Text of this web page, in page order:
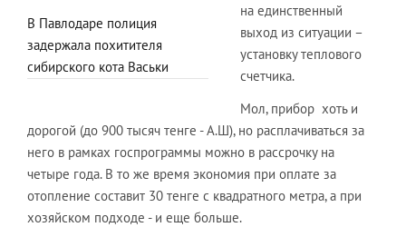
В Павлодаре полиция
задержала похитителя
сибирского кота Васьки
на единственный
выход из ситуации –
установку теплового
счетчика.
Мол, прибор хоть и
дорогой (до 900 тысяч тенге - А.Ш), но расплачиваться за
него в рамках госпрограммы можно в рассрочку на
четыре года. В то же время экономия при оплате за
отопление составит 30 тенге с квадратного метра, а при
хозяйском подходе - и еще больше.